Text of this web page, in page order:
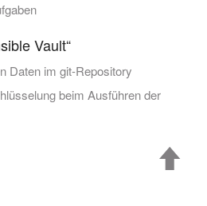
Vault“
Daten im git-Repository
beim Ausführen der